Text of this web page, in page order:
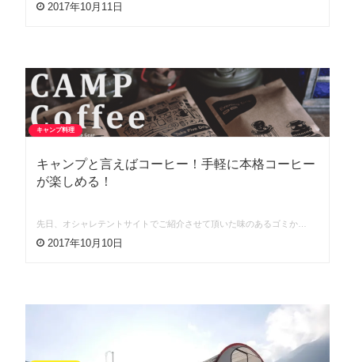
2017年10月11日
キャンプ料理
キャンプと言えばコーヒー！手軽に本格コーヒー
が楽しめる！
先日、オシャレテントサイトでご紹介させて頂いた味のあるゴミか…
2017年10月10日